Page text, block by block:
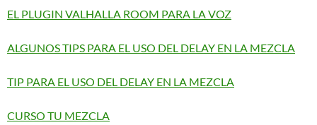
EL PLUGIN VALHALLA ROOM PARA LA VOZ
ALGUNOS TIPS PARA EL USO DEL DELAY EN LA MEZCLA
TIP PARA EL USO DEL DELAY EN LA MEZCLA
CURSO TU MEZCLA